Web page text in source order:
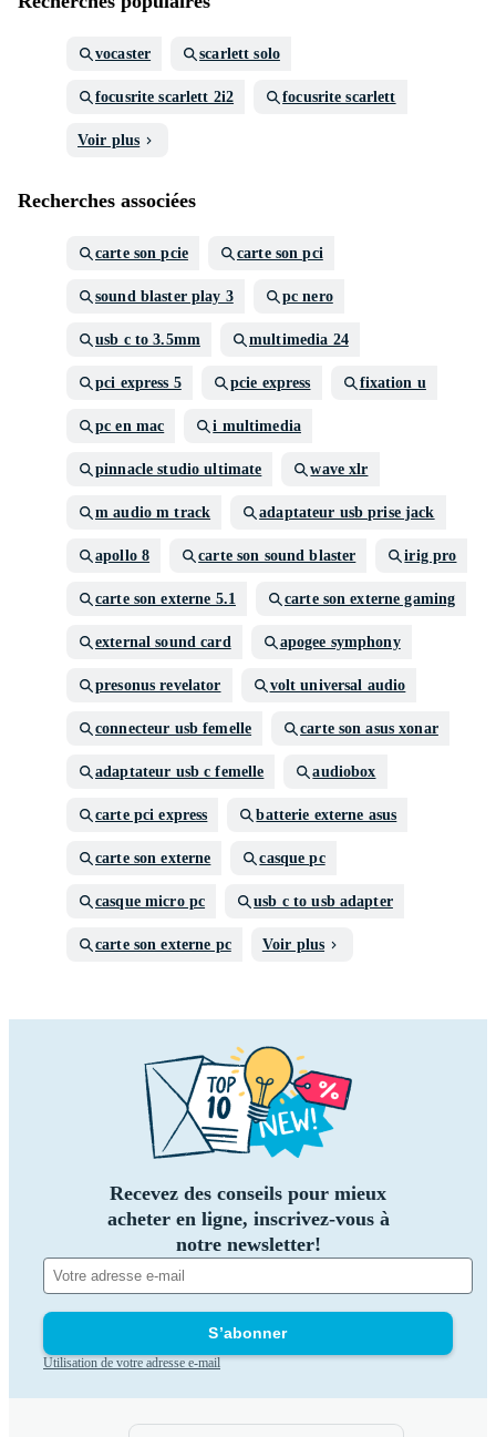
vocaster scarlett solo
focusrite scarlett 2i2 focusrite scarlett
Voir plus
Recherches associées
carte son pcie carte son pci
sound blaster play 3 pc nero
usb c to 3.5mm multimedia 24
pci express 5 pcie express fixation u
pc en mac i multimedia
pinnacle studio ultimate wave xlr
m audio m track adaptateur usb prise jack
apollo 8 carte son sound blaster irig pro
carte son externe 5.1 carte son externe gaming
external sound card apogee symphony
presonus revelator volt universal audio
connecteur usb femelle carte son asus xonar
adaptateur usb c femelle audiobox
carte pci express batterie externe asus
carte son externe casque pc
casque micro pc usb c to usb adapter
carte son externe pc Voir plus
Recevez des conseils pour mieux
acheter en ligne, inscrivez-vous à
notre newsletter!
S’abonner
Utilisation de votre adresse e-mail